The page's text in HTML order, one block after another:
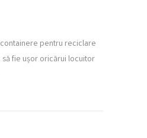
pentru reciclare
fie ușor oricărui locuitor